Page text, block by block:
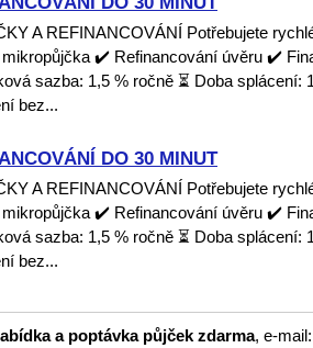
A REFINANCOVÁNÍ Potřebujete
✔️ Refinancování úvěru ✔️
sazba: 1,5 % ročně ⏳ Doba splácení:
bez...
DO 30 MINUT
A REFINANCOVÁNÍ Potřebujete
✔️ Refinancování úvěru ✔️
sazba: 1,5 % ročně ⏳ Doba splácení:
bez...
a poptávka půjček zdarma, e-